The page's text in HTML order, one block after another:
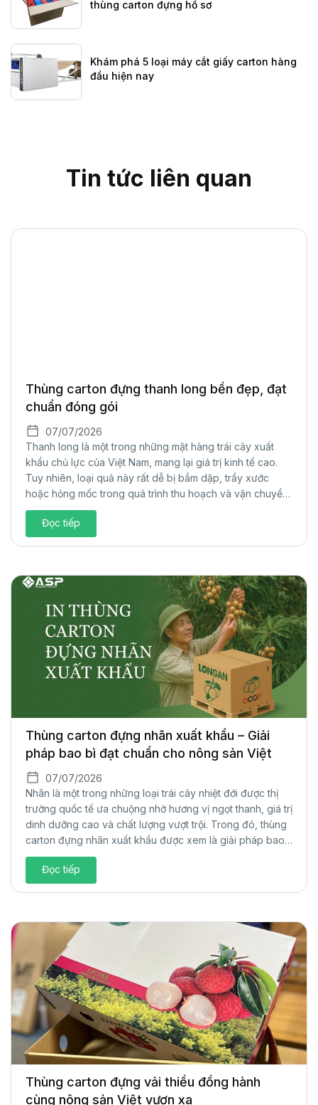
thùng carton đựng hồ sơ
Khám phá 5 loại máy cắt giấy carton hàng
đầu hiện nay
Tin tức liên quan
Thùng carton đựng thanh long bền đẹp, đạt
chuẩn đóng gói
07/07/2026
Thanh long là một trong những mặt hàng trái cây xuất
khẩu chủ lực của Việt Nam, mang lại giá trị kinh tế cao.
Tuy nhiên, loại quả này rất dễ bị bầm dập, trầy xước
hoặc hỏng mốc trong quá trình thu hoạch và vận chuyển
đường dài. Để giải quyết bài toán bảo...
Đọc tiếp
Thùng carton đựng nhãn xuất khẩu – Giải
pháp bao bì đạt chuẩn cho nông sản Việt
07/07/2026
Nhãn là một trong những loại trái cây nhiệt đới được thị
trường quốc tế ưa chuộng nhờ hương vị ngọt thanh, giá trị
dinh dưỡng cao và chất lượng vượt trội. Trong đó, thùng
carton đựng nhãn xuất khẩu được xem là giải pháp bao
bì tối ưu, giúp bảo vệ sản phẩm, đáp...
Đọc tiếp
Thùng carton đựng vải thiều đồng hành
cùng nông sản Việt vươn xa